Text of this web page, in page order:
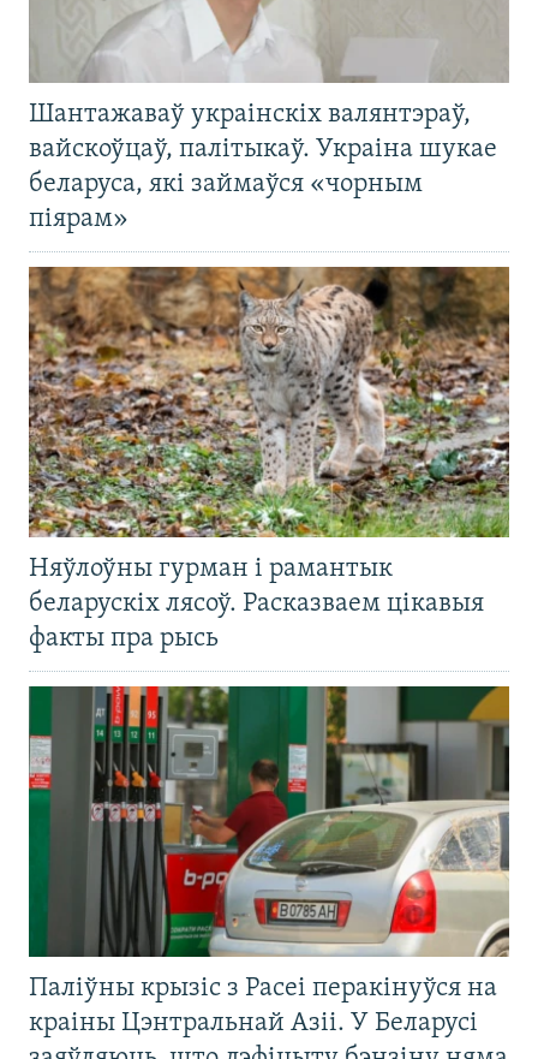
Шантажаваў украінскіх валянтэраў,
вайскоўцаў, палітыкаў. Украіна шукае
беларуса, які займаўся «чорным
піярам»
Няўлоўны гурман і рамантык
беларускіх лясоў. Расказваем цікавыя
факты пра рысь
Паліўны крызіс з Расеі перакінуўся на
краіны Цэнтральнай Азіі. У Беларусі